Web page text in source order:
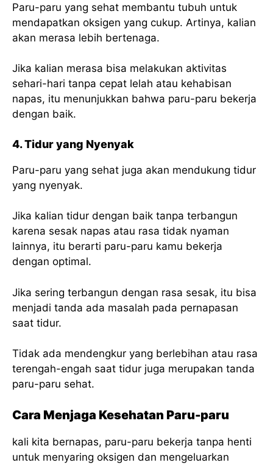
Paru-paru yang sehat membantu tubuh untuk
mendapatkan oksigen yang cukup. Artinya, kalian
akan merasa lebih bertenaga.
Jika kalian merasa bisa melakukan aktivitas
sehari-hari tanpa cepat lelah atau kehabisan
napas, itu menunjukkan bahwa paru-paru bekerja
dengan baik.
4. Tidur yang Nyenyak
Paru-paru yang sehat juga akan mendukung tidur
yang nyenyak.
Jika kalian tidur dengan baik tanpa terbangun
karena sesak napas atau rasa tidak nyaman
lainnya, itu berarti paru-paru kamu bekerja
dengan optimal.
Jika sering terbangun dengan rasa sesak, itu bisa
menjadi tanda ada masalah pada pernapasan
saat tidur.
Tidak ada mendengkur yang berlebihan atau rasa
terengah-engah saat tidur juga merupakan tanda
paru-paru sehat.
Cara Menjaga Kesehatan Paru-paru
kali kita bernapas, paru-paru bekerja tanpa henti
untuk menyaring oksigen dan mengeluarkan